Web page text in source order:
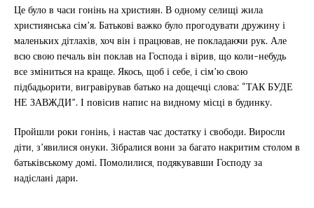
Це було в часи гонінь на християн. В одному селищі жила
християнська сім’я. Батькові важко було прогодувати дружину і
маленьких дітлахів, хоч він і працював, не покладаючи рук. Але
всю свою печаль він поклав на Господа і вірив, що коли-небудь
все зміниться на краще. Якось, щоб і себе, і сім’ю свою
підбадьорити, вигравірував батько на дощечці слова: “ТАК БУДЕ
НЕ ЗАВЖДИ”. І повісив напис на видному місці в будинку.
Пройшли роки гонінь, і настав час достатку і свободи. Виросли
діти, з’явилися онуки. Зібралися вони за багато накритим столом в
батьківському домі. Помолилися, подякувавши Господу за
надіслані дари.